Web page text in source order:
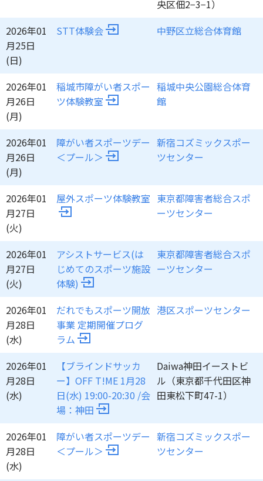
央区佃2−3−1）
2026年01
月25日
(日)
STT体験会 中野区立総合体育館
2026年01
月26日
(月)
稲城市障がい者スポー
ツ体験教室
稲城中央公園総合体育
館
2026年01
月26日
(月)
障がい者スポーツデー
＜プール＞
新宿コズミックスポー
ツセンター
2026年01
月27日
(火)
屋外スポーツ体験教室 東京都障害者総合スポ
ーツセンター
2026年01
月27日
(火)
アシストサービス(は
じめてのスポーツ施設
体験)
東京都障害者総合スポ
ーツセンター
2026年01
月28日
(水)
だれでもスポーツ開放
事業 定期開催プログ
ラム
港区スポーツセンター
2026年01
月28日
(水)
【ブラインドサッカ
ー】OFF T!ME 1月28
日(水) 19:00-20:30 /会
場：神田
Daiwa神田イーストビ
ル（東京都千代田区神
田東松下町47-1）
2026年01
月28日
(水)
障がい者スポーツデー
＜プール＞
新宿コズミックスポー
ツセンター